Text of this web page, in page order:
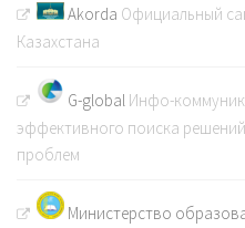
Akorda Официальный
Казахстана
G-global Инфо-
эффективного поиска
проблем
Министерство